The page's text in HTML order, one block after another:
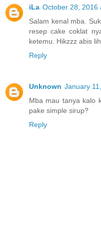
iLa October 28, 2016
Salam kenal mba.
resep cake coklat
ketemu. Hikzzz abis
Reply
Unknown January
Mba mau tanya kalo
pake simple sirup?
Reply